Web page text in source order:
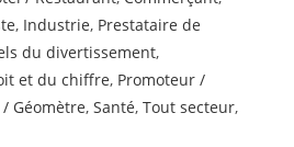
, Industrie, Prestataire de
du divertissement,
et du chiffre, Promoteur /
Géomètre,Santé,Tout secteur,